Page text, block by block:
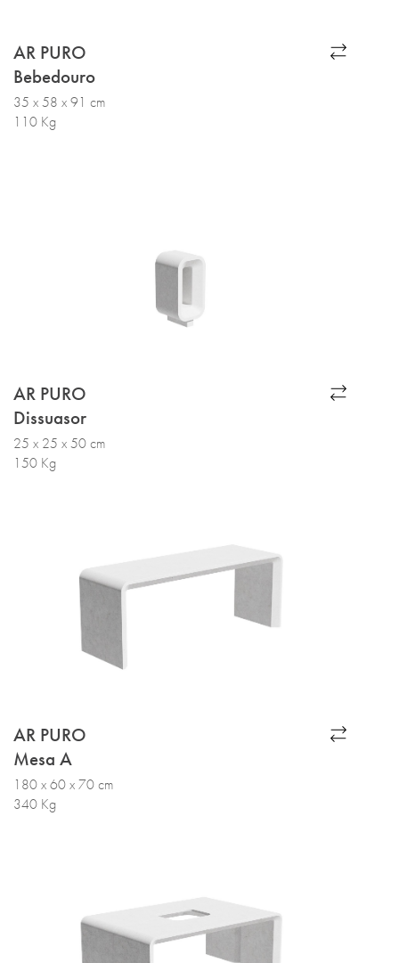
AR PURO
Bebedouro
35 x 58 x 91 cm
110 Kg
AR PURO
Dissuasor
25 x 25 x 50 cm
150 Kg
AR PURO
Mesa A
180 x 60 x 70 cm
340 Kg